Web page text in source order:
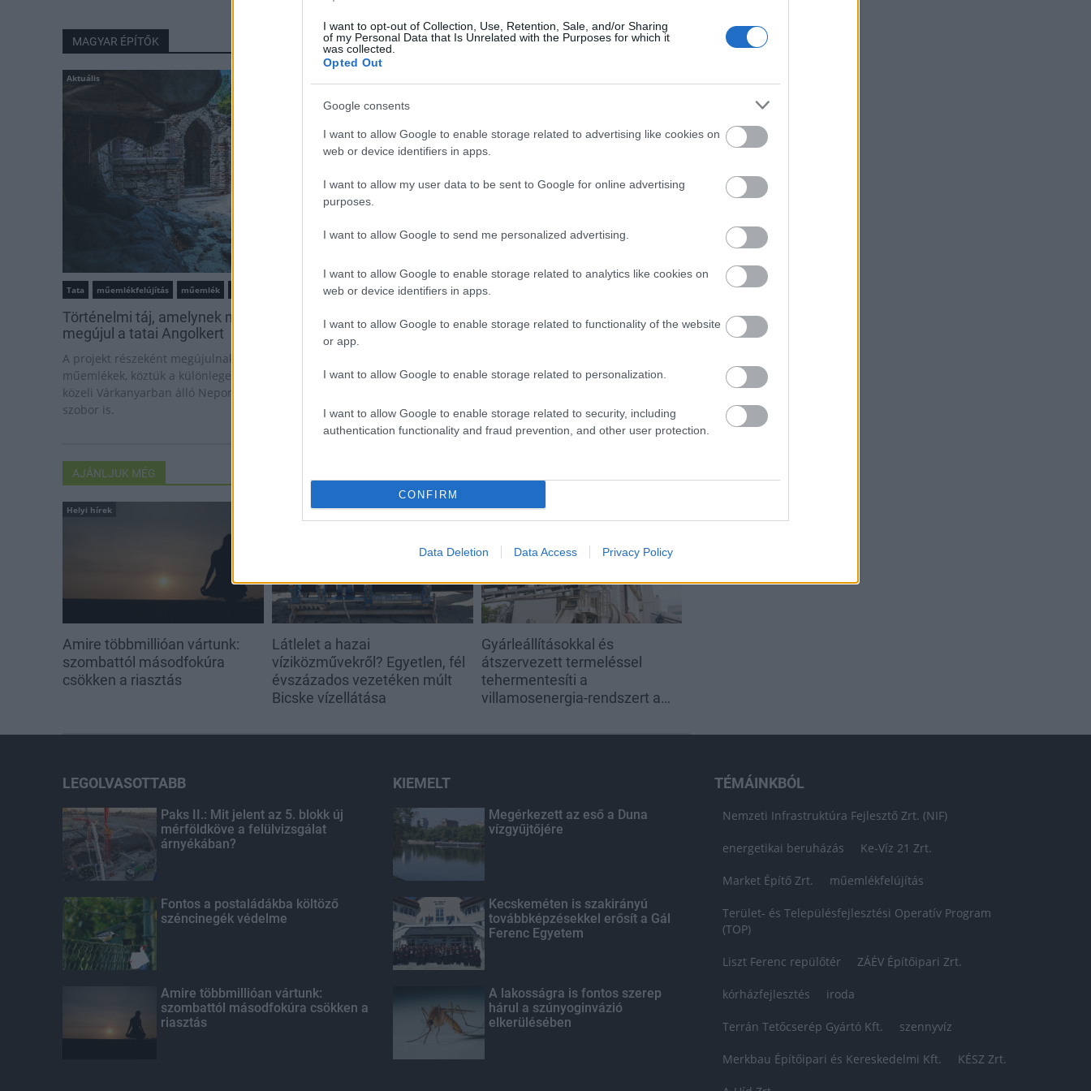
I want to opt-out of Collection, Use, Retention, Sale, and/or Sharing
of my Personal Data that Is Unrelated with the Purposes for which it
was collected.
Opted Out
Google consents
I want to allow Google to enable storage related to advertising like cookies on
web or device identifiers in apps.
I want to allow my user data to be sent to Google for online advertising
purposes.
I want to allow Google to send me personalized advertising.
I want to allow Google to enable storage related to analytics like cookies on
web or device identifiers in apps.
I want to allow Google to enable storage related to functionality of the website
or app.
I want to allow Google to enable storage related to personalization.
I want to allow Google to enable storage related to security, including
authentication functionality and fraud prevention, and other user protection.
CONFIRM
Data Deletion Data Access Privacy Policy
MAGYAR ÉPÍTŐK
Aktuális
Tata műemlékfelújítás műemlék
Történelmi táj, amelynek minden köve mesél –
megújul a tatai Angolkert
A projekt részeként megújulnak a területen található
műemlékek, köztük a különleges Műromok, valamint a
közeli Várkanyarban álló Nepomuki Szent János híd és
szobor is.
csomópont épül Angyalföldön
Hódmezővásárhely jó hírű
református iskoláját
AJÁNLJUK MÉG
Helyi hírek
Amire többmillióan vártunk:
szombattól másodfokúra
csökken a riasztás
Helyi hírek
Látlelet a hazai
víziközművekről? Egyetlen, fél
évszázados vezetéken múlt
Bicske vízellátása
Helyi hírek
Gyárleállításokkal és
átszervezett termeléssel
tehermentesíti a
villamosenergia-rendszert a
LEGOLVASOTTABB
Paks II.: Mit jelent az 5. blokk új
mérföldköve a felülvizsgálat
árnyékában?
Fontos a postaládákba költöző
széncinegék védelme
Amire többmillióan vártunk:
szombattól másodfokúra csökken a
riasztás
KIEMELT
Megérkezett az eső a Duna
vízgyűjtőjére
Kecskeméten is szakirányú
továbbképzésekkel erősít a Gál
Ferenc Egyetem
A lakosságra is fontos szerep
hárul a szúnyoginvázió
elkerülésében
TÉMÁINKBÓL
Nemzeti Infrastruktúra Fejlesztő Zrt. (NIF)
energetikai beruházás Ke-Víz 21 Zrt.
Market Építő Zrt. műemlékfelújítás
Terület- és Településfejlesztési Operatív Program
(TOP)
Liszt Ferenc repülőtér ZÁÉV Építőipari Zrt.
kórházfejlesztés iroda
Terrán Tetőcserép Gyártó Kft. szennyvíz
Merkbau Építőipari és Kereskedelmi Kft. KÉSZ Zrt.